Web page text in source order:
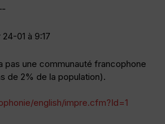
01 à 9:17
pas une communauté francophone
de 2% de la population).
english/impre.cfm?Id=1